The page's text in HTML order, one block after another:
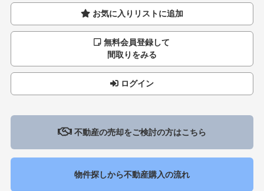
お気に入りリストに追加
無料会員登録して
間取りをみる
ログイン
不動産の売却をご検討の方はこちら
物件探しから不動産購入の流れ